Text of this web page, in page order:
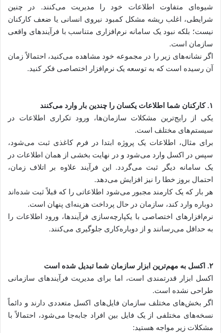
شیوه‌ای متفاوت اطلاعات خود را مدیریت می‌کنند. در چنین
شرایطی، اغلب ریشه مشکل کمبود نیروی انسانی یا ضعف کارکنان
نیست؛ بلکه نبود یک سامانه نرم‌افزاری متناسب با فرآیندهای واقعی
سازمان است.
اگر نشانه‌های زیر را در مجموعه خود مشاهده می‌کنید، احتمالاً زمان
آن رسیده است که به توسعه یک نرم‌افزار اختصاصی فکر کنید.
۱. کارکنان شما اطلاعات یکسان را چندین بار وارد می‌کنند
یکی از رایج‌ترین مشکلات سازمان‌ها، ورود تکراری اطلاعات در
سیستم‌های مختلف است.
برای مثال، اطلاعات یک پروژه ابتدا در فرم کاغذی ثبت می‌شود،
سپس در اکسل وارد می‌شود و در نهایت بخشی از همان اطلاعات در
یک سامانه دیگر ثبت می‌گردد. این فرآیند علاوه بر اتلاف زمان،
احتمال بروز خطا را نیز افزایش می‌دهد.
هر بار که یک کارمند مجبور می‌شود اطلاعاتی را که قبلاً ثبت شده‌اند
دوباره وارد کند، سازمان در حال پرداخت هزینه‌ای پنهان است.
نرم‌افزارهای اختصاصی با یکپارچه‌سازی فرآیندها، ورود اطلاعات را
به حداقل می‌رسانند و از دوباره‌کاری جلوگیری می‌کنند.
۲. اکسل به مهم‌ترین ابزار سازمان شما تبدیل شده است
اکسل ابزار قدرتمندی است، اما برای مدیریت فرآیندهای سازمانی
طراحی نشده است.
اگر بخش‌های مختلف سازمان فایل‌های اکسل متعددی دارند و دائماً
نسخه‌های مختلفی از یک فایل بین افراد جابه‌جا می‌شود، احتمالاً با
مشکلات زیر مواجه هستید: